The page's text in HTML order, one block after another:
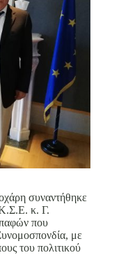
συναντήθηκε
Κ.Σ.Ε. κ. Γ.
που
με
του πολιτικού